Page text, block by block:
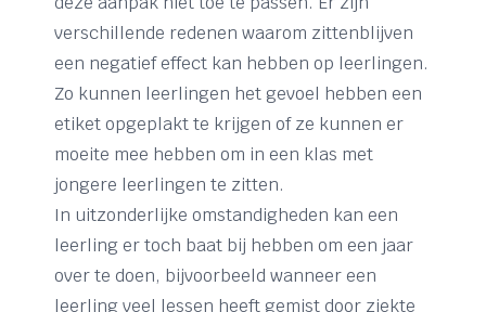
verschillende redenen waarom zittenblijven
een negatief effect kan hebben op leerlingen.
Zo kunnen leerlingen het gevoel hebben een
etiket opgeplakt te krijgen of ze kunnen er
moeite mee hebben om in een klas met
jongere leerlingen te zitten.
In uitzonderlijke omstandigheden kan een
leerling er toch baat bij hebben om een jaar
over te doen, bijvoorbeeld wanneer een
leerling veel lessen heeft gemist door ziekte